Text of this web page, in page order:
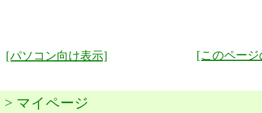
[パソコン向け表示] [このペー
> マイページ